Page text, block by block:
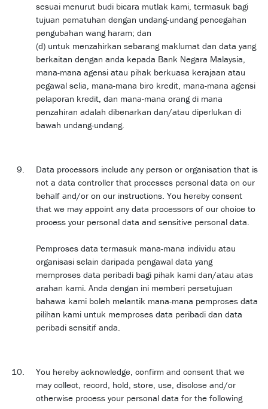
sesuai menurut budi bicara mutlak kami, termasuk bagi
tujuan pematuhan dengan undang-undang pencegahan
pengubahan wang haram; dan
(d) untuk menzahirkan sebarang maklumat dan data yang
berkaitan dengan anda kepada Bank Negara Malaysia,
mana-mana agensi atau pihak berkuasa kerajaan atau
pegawal selia, mana-mana biro kredit, mana-mana agensi
pelaporan kredit, dan mana-mana orang di mana
penzahiran adalah dibenarkan dan/atau diperlukan di
bawah undang-undang.
Data processors include any person or organisation that is
not a data controller that processes personal data on our
behalf and/or on our instructions. You hereby consent
that we may appoint any data processors of our choice to
process your personal data and sensitive personal data.
Pemproses data termasuk mana-mana individu atau
organisasi selain daripada pengawal data yang
memproses data peribadi bagi pihak kami dan/atau atas
arahan kami. Anda dengan ini memberi persetujuan
bahawa kami boleh melantik mana-mana pemproses data
pilihan kami untuk memproses data peribadi dan data
peribadi sensitif anda.
You hereby acknowledge, confirm and consent that we
may collect, record, hold, store, use, disclose and/or
otherwise process your personal data for the following